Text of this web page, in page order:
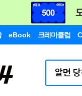
eBook 크레마클럽